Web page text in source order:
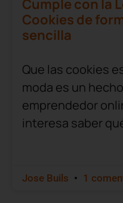
Cumple con la
Cookies de
sencilla
Que las cookies
moda es un
emprendedor
interesa saber
Jose Buils 1